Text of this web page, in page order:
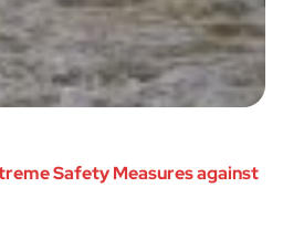
Safety Measures against